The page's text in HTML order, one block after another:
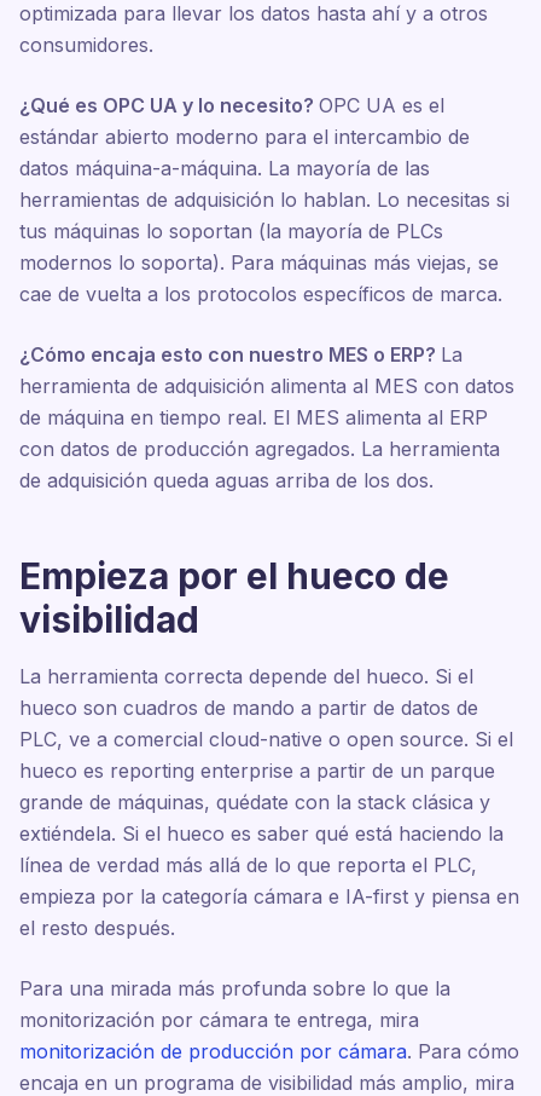
optimizada para llevar los datos hasta ahí y a otros
consumidores.
¿Qué es OPC UA y lo necesito? OPC UA es el
estándar abierto moderno para el intercambio de
datos máquina-a-máquina. La mayoría de las
herramientas de adquisición lo hablan. Lo necesitas si
tus máquinas lo soportan (la mayoría de PLCs
modernos lo soporta). Para máquinas más viejas, se
cae de vuelta a los protocolos específicos de marca.
¿Cómo encaja esto con nuestro MES o ERP? La
herramienta de adquisición alimenta al MES con datos
de máquina en tiempo real. El MES alimenta al ERP
con datos de producción agregados. La herramienta
de adquisición queda aguas arriba de los dos.
Empieza por el hueco de
visibilidad
La herramienta correcta depende del hueco. Si el
hueco son cuadros de mando a partir de datos de
PLC, ve a comercial cloud-native o open source. Si el
hueco es reporting enterprise a partir de un parque
grande de máquinas, quédate con la stack clásica y
extiéndela. Si el hueco es saber qué está haciendo la
línea de verdad más allá de lo que reporta el PLC,
empieza por la categoría cámara e IA-first y piensa en
el resto después.
Para una mirada más profunda sobre lo que la
monitorización por cámara te entrega, mira
monitorización de producción por cámara. Para cómo
encaja en un programa de visibilidad más amplio, mira